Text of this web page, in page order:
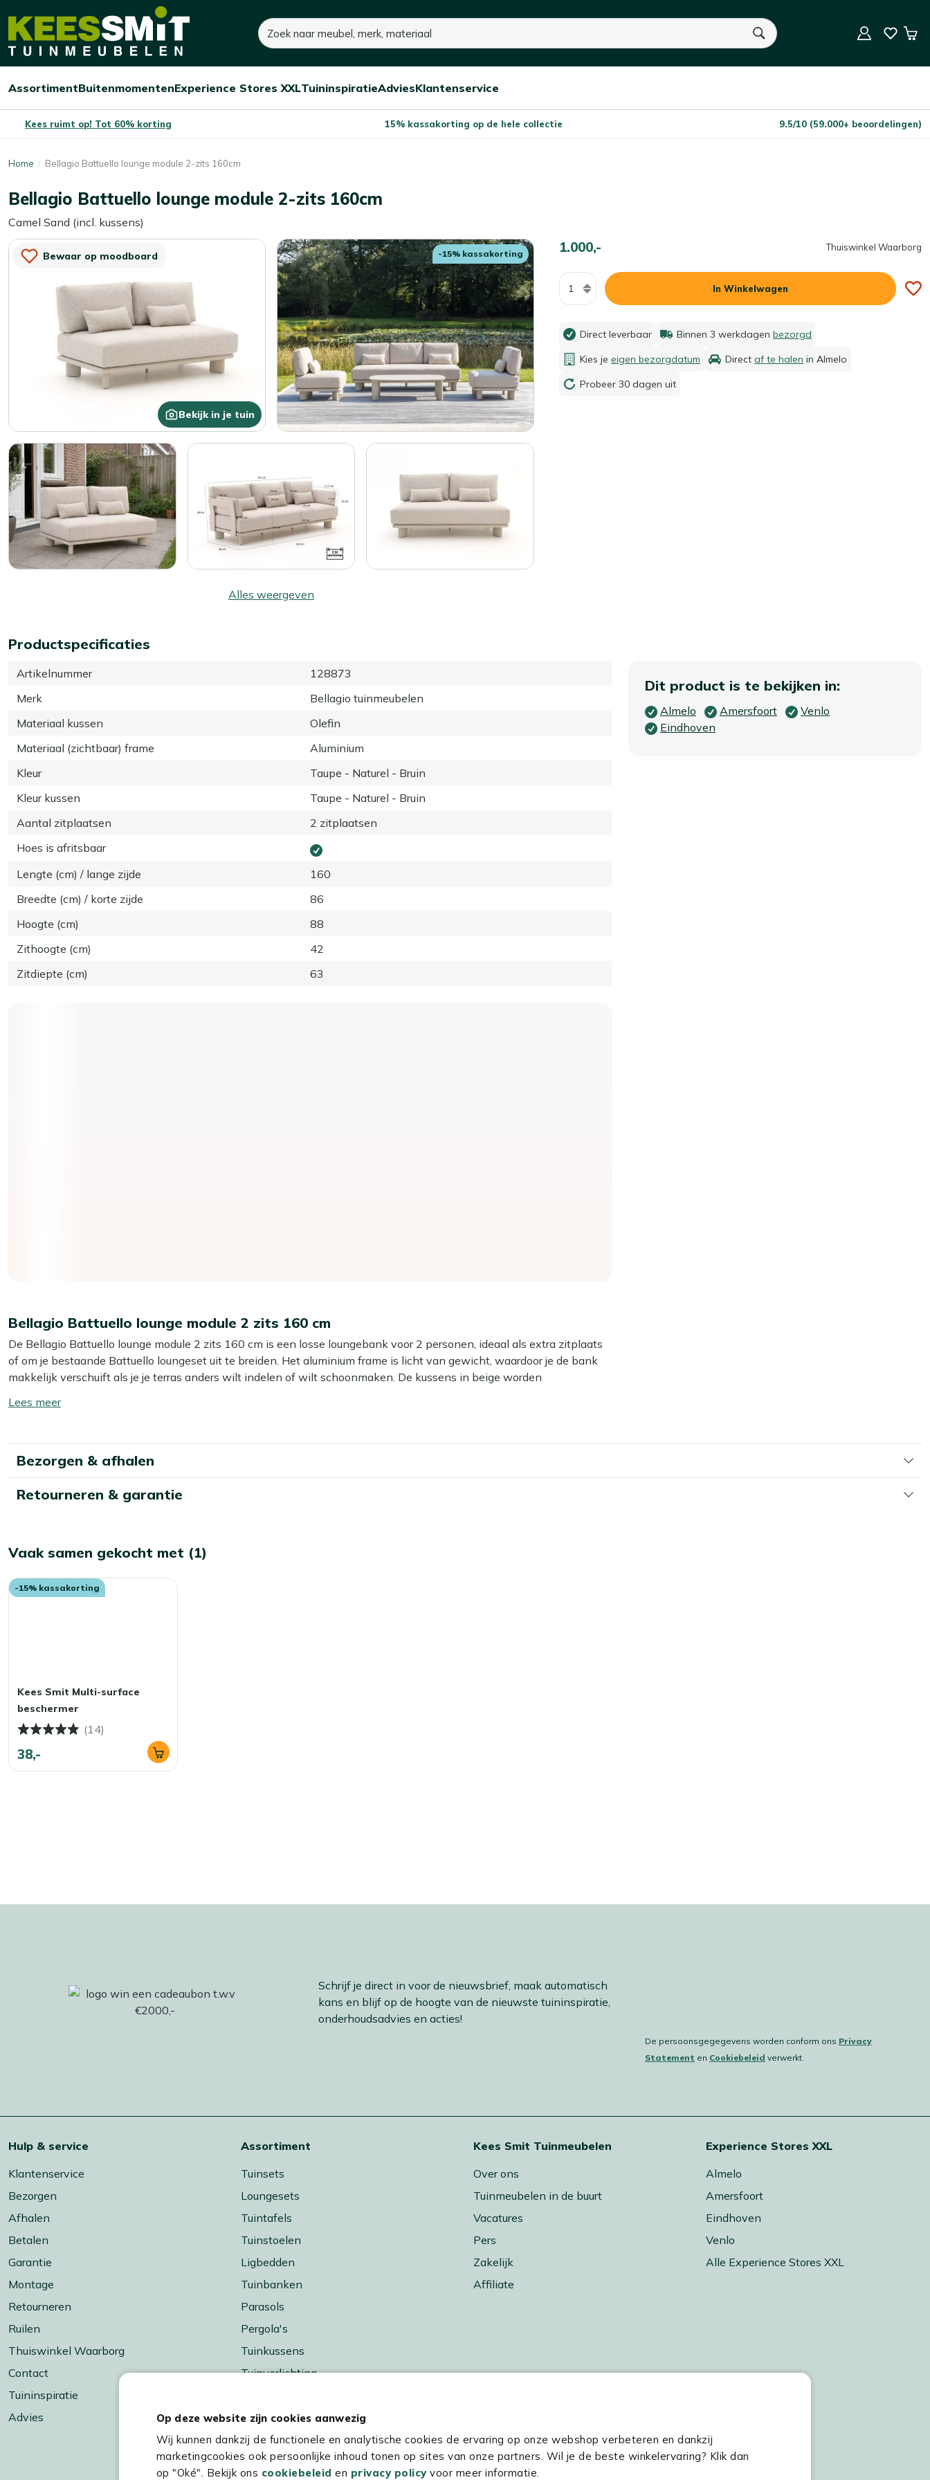
Op deze website zijn cookies aanwezig
Wij kunnen dankzij de functionele en analytische cookies de ervaring op onze webshop verbeteren en dankzij
marketingcookies ook persoonlijke inhoud tonen op sites van onze partners. Wil je de beste winkelervaring? Klik dan
op "Oké". Bekijk ons cookiebeleid en privacy policyvoor meer informatie.
Kees
Tuinmeubelen
Zoeken
U heeft geen product(en) in uw winkelwagen.
Open/sluit
Assortiment
Open/sluit
Buitenmomenten
Open/sluit
Experience Stores XXL
Open/sluit
Tuininspiratie
Open/sluit
Advies
Open/sluit
Klantenservice
Kees ruimt op! Tot 60% korting 15% kassakorting op de hele collectie 9.5/10 (59.000+ beoordelingen)
Home Bellagio Battuello lounge module 2-zits 160cm
Bellagio Battuello lounge module 2-zits 160cm
Camel Sand (incl. kussens)
Bewaar op moodboard
Bekijk in je tuin
-15% kassakorting
Alles weergeven
1.000,- Thuiswinkel Waarborg
Aantal
In Winkelwagen
1.000,- Aantal
In Winkelwagen
Direct leverbaar Binnen 3 werkdagen bezorgd
Kies je eigen bezorgdatum Direct af te halen in Almelo
Probeer 30 dagen uit
Productspecificaties
Artikelnummer
128873
Merk
Bellagio tuinmeubelen
Materiaal kussen
Olefin
Materiaal (zichtbaar) frame
Aluminium
Kleur
Taupe - Naturel - Bruin
Kleur kussen
Taupe - Naturel - Bruin
Aantal zitplaatsen
2 zitplaatsen
Hoes is afritsbaar
Lengte (cm) / lange zijde
160
Breedte (cm) / korte zijde
86
Hoogte (cm)
88
Zithoogte (cm)
42
Zitdiepte (cm)
63
Dit product is te bekijken in:
Almelo Amersfoort
Venlo
Eindhoven
Bellagio Battuello lounge module 2 zits 160 cm
De Bellagio Battuello lounge module 2 zits 160 cm is een losse loungebank voor 2 personen, ideaal als extra zitplaats
of om je bestaande Battuello loungeset uit te breiden. Het aluminium frame is licht van gewicht, waardoor je de bank
makkelijk verschuift als je je terras anders wilt indelen of wilt schoonmaken. De kussens in beige worden
160 cm heb je royaal plek om met 2 personen relaxed achterover te zitten, of alleen lekker languit met een boek.
Eigenschappen
Licht aluminium frame: Je tilt en verschuift de bank makkelijk, bijvoorbeeld als je hem even uit de zon of onder de
Inclusief kussens:Je hoeft niet meer te zoeken naar losse kussens, je kunt direct neerploffen.
Afritsbare hoezen:Je haalt de hoezen er eenvoudig af, wat handig is als je ze een keer wilt reinigen.
Toon/verberg
Bezorgen & afhalen
Retourneren & garantie
Vaak samen gekocht met (1)
-15% kassakorting
Kees Smit Multi-surface
beschermer
(14)
38,-
Schrijf je direct in voor de nieuwsbrief, maak automatisch
kans en blijf op de hoogte van de nieuwste tuininspiratie,
onderhoudsadvies en acties!
De persoonsgegegevens worden conform ons Privacy
Statement en Cookiebeleid verwerkt.
Hulp & service
Klantenservice
Bezorgen
Afhalen
Betalen
Garantie
Montage
Retourneren
Ruilen
Thuiswinkel Waarborg
Contact
Tuininspiratie
Advies
Assortiment
Tuinsets
Loungesets
Tuintafels
Tuinstoelen
Ligbedden
Tuinbanken
Parasols
Pergola's
Tuinkussens
Tuinverlichting
Vuur & terrasverwarming
Tuinaccessoires
Merken
Kees Smit Tuinmeubelen
Over ons
Tuinmeubelen in de buurt
Vacatures
Pers
Zakelijk
Affiliate
Experience Stores XXL
Almelo
Amersfoort
Eindhoven
Venlo
Alle Experience Stores XXL